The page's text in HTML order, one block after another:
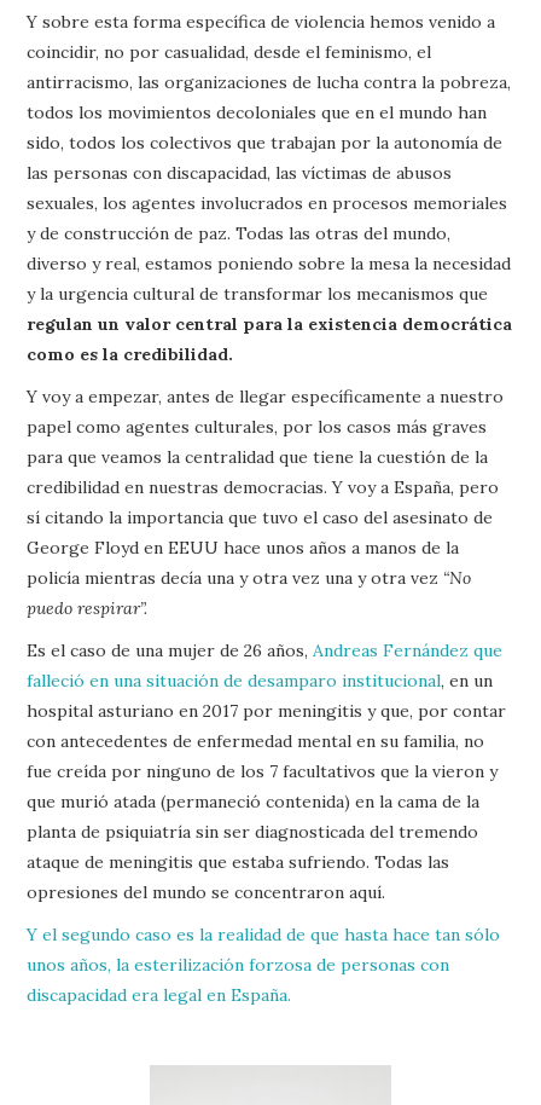
Y sobre esta forma específica de violencia hemos venido a
coincidir, no por casualidad, desde el feminismo, el
antirracismo, las organizaciones de lucha contra la pobreza,
todos los movimientos decoloniales que en el mundo han
sido, todos los colectivos que trabajan por la autonomía de
las personas con discapacidad, las víctimas de abusos
sexuales, los agentes involucrados en procesos memoriales
y de construcción de paz. Todas las otras del mundo,
diverso y real, estamos poniendo sobre la mesa la necesidad
y la urgencia cultural de transformar los mecanismos que
regulan un valor central para la existencia democrática
como es la credibilidad.
Y voy a empezar, antes de llegar específicamente a nuestro
papel como agentes culturales, por los casos más graves
para que veamos la centralidad que tiene la cuestión de la
credibilidad en nuestras democracias. Y voy a España, pero
sí citando la importancia que tuvo el caso del asesinato de
George Floyd en EEUU hace unos años a manos de la
policía mientras decía una y otra vez una y otra vez “No
puedo respirar”.
Es el caso de una mujer de 26 años, Andreas Fernández que
falleció en una situación de desamparo institucional, en un
hospital asturiano en 2017 por meningitis y que, por contar
con antecedentes de enfermedad mental en su familia, no
fue creída por ninguno de los 7 facultativos que la vieron y
que murió atada (permaneció contenida) en la cama de la
planta de psiquiatría sin ser diagnosticada del tremendo
ataque de meningitis que estaba sufriendo. Todas las
opresiones del mundo se concentraron aquí.
Y el segundo caso es la realidad de que hasta hace tan sólo
unos años, la esterilización forzosa de personas con
discapacidad era legal en España.